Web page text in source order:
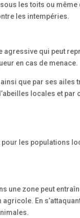
les toits ou
les intempéries.
qui peut
en cas de menace.
que par ses
locales et par
les populations
une zone peut
En